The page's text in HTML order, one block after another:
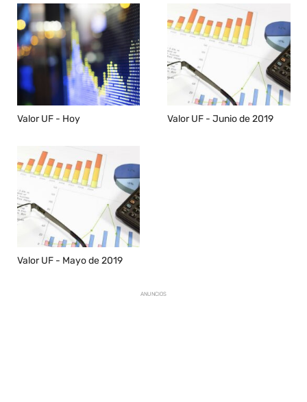
Valor UF - Hoy Valor UF - Junio de 2019
Valor UF - Mayo de 2019
ANUNCIOS